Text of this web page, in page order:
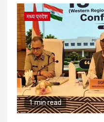
मध्य प्रदेश
1 min read